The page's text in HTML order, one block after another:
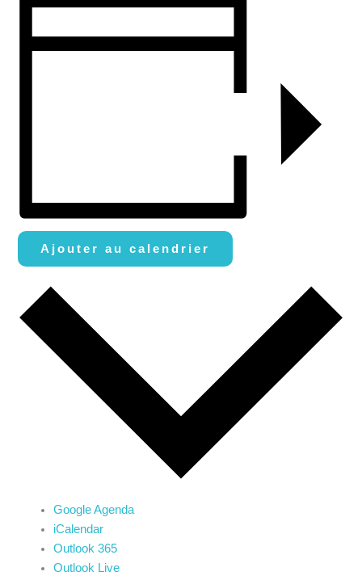
Ajouter au calendrier
Google Agenda
iCalendar
Outlook 365
Outlook Live